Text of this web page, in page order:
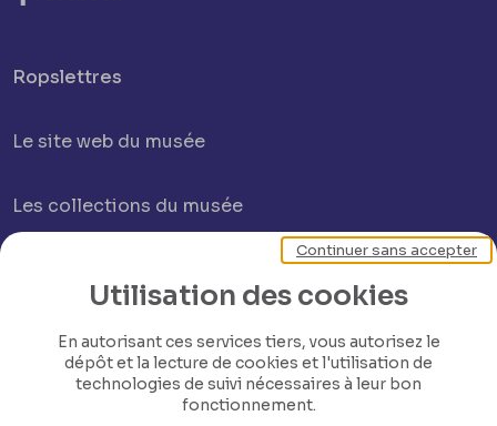
Ropslettres
Le site web du musée
Les collections du musée
Comité d’honneur et scientifique
Contact
Utilisation des cookies
En autorisant ces services tiers, vous autorisez le
dépôt et la lecture de cookies et l'utilisation de
technologies de suivi nécessaires à leur bon
fonctionnement.
Continuer sans accepter